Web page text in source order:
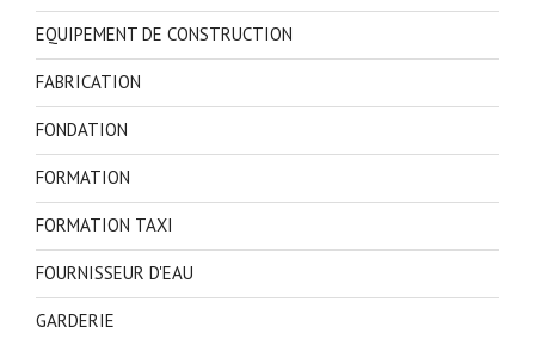
EQUIPEMENT DE CONSTRUCTION
FABRICATION
FONDATION
FORMATION
FORMATION TAXI
FOURNISSEUR D'EAU
GARDERIE